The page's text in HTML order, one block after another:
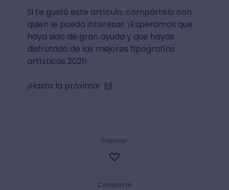
Si te gustó este artículo, compártelo con
quien le pueda interesar. ¡Esperamos que
haya sido de gran ayuda y que hayas
disfrutado de las mejores tipografías
artísticas 2021!
¡Hasta la próxima! 🙌
Compartir
Valorar